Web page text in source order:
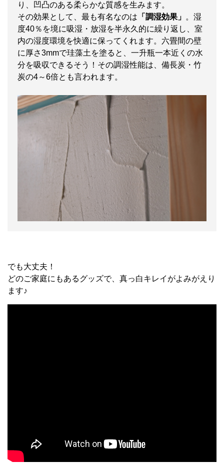
り、凹凸のある柔らかな質感を生みます。
その効果として、最も有名なのは 「調湿効果」 。湿
度40％を境に吸湿・放湿を半永久的に繰り返し、室
内の湿度環境を快適に保ってくれます。六畳間の壁
に厚さ3mmで珪藻土を塗ると、一升瓶一本近くの水
分を吸収できるそう！その調湿性能は、備長炭・竹
炭の4～6倍とも言われます。
でも大丈夫！
どのご家庭にもあるグッズで、真っ白キレイがよみがえり
ます♪